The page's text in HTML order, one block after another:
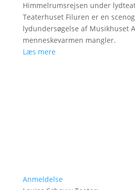
Himmelrumsrejsen under
Teaterhuset Filuren er en
lydundersøgelse af Musikhuset
menneskevarmen mangler.
Læs mere
Anmeldelse